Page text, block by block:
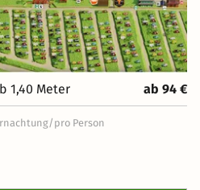
1,40 Meter ab 94 €
pro Person